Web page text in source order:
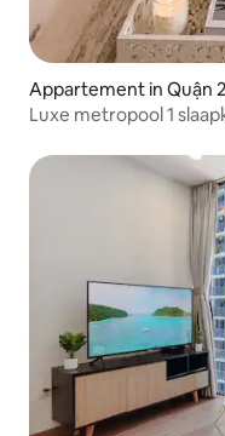
Appartement in Quận 2
Luxe metropool 1